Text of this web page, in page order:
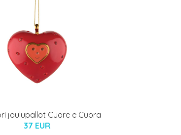
joulupallot Cuore e Cuora
37 EUR